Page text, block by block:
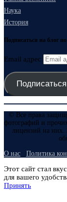
Наука
История
Подписаться на блог
Email адрес
Подписаться
© Все права
фотографий и
лицензий на них.
О нас Политика
Этот сайт стал
для вашего
Принять